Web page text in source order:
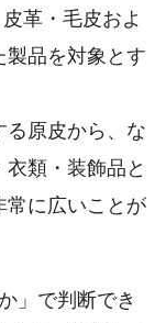
革・毛皮およ
製品を対象とす
る原皮から、な
類・装飾品と
常に広いことが
」で判断でき